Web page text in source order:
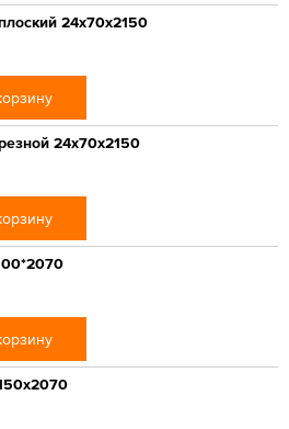
24х70х2150
24х70х2150